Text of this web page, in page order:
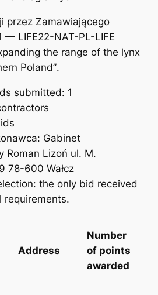
przez Zamawiającego
— LIFE22-NAT-PL-LIFE
the range of the lynx
Poland”.
submitted: 1
Gabinet
Roman Lizoń ul. M.
78-600 Wałcz
the only bid received
requirements.
Address
Number
of points
awarded